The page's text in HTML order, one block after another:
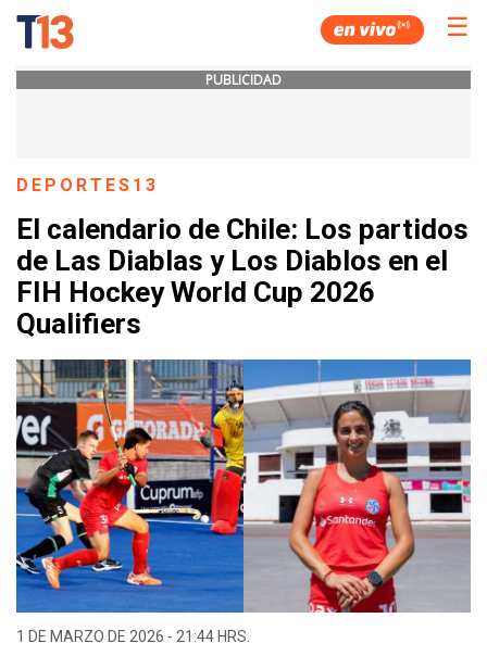
☰
PUBLICIDAD
DEPORTES13
El calendario de Chile: Los partidos
de Las Diablas y Los Diablos en el
FIH Hockey World Cup 2026
Qualifiers
1 DE MARZO DE 2026 - 21:44 HRS.